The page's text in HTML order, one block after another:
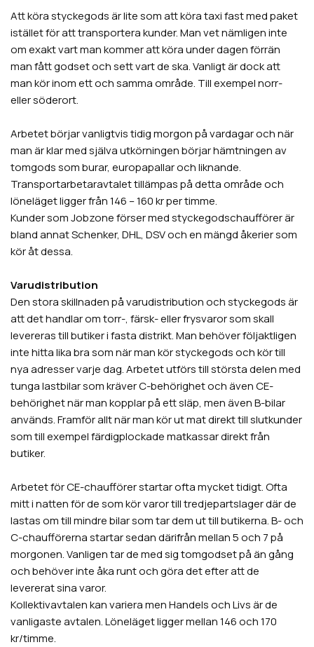
Att köra styckegods är lite som att köra taxi fast med paket
istället för att transportera kunder. Man vet nämligen inte
om exakt vart man kommer att köra under dagen förrän
man fått godset och sett vart de ska. Vanligt är dock att
man kör inom ett och samma område. Till exempel norr-
eller söderort.
Arbetet börjar vanligtvis tidig morgon på vardagar och när
man är klar med själva utkörningen börjar hämtningen av
tomgods som burar, europapallar och liknande.
Transportarbetaravtalet tillämpas på detta område och
löneläget ligger från 146 – 160 kr per timme.
Kunder som Jobzone förser med styckegodschaufförer är
bland annat Schenker, DHL, DSV och en mängd åkerier som
kör åt dessa.
Varudistribution
Den stora skillnaden på varudistribution och styckegods är
att det handlar om torr-, färsk- eller frysvaror som skall
levereras till butiker i fasta distrikt. Man behöver följaktligen
inte hitta lika bra som när man kör styckegods och kör till
nya adresser varje dag. Arbetet utförs till största delen med
tunga lastbilar som kräver C-behörighet och även CE-
behörighet när man kopplar på ett släp, men även B-bilar
används. Framför allt när man kör ut mat direkt till slutkunder
som till exempel färdigplockade matkassar direkt från
butiker.
Arbetet för CE-chaufförer startar ofta mycket tidigt. Ofta
mitt i natten för de som kör varor till tredjepartslager där de
lastas om till mindre bilar som tar dem ut till butikerna. B- och
C-chaufförerna startar sedan därifrån mellan 5 och 7 på
morgonen. Vanligen tar de med sig tomgodset på än gång
och behöver inte åka runt och göra det efter att de
levererat sina varor.
Kollektivavtalen kan variera men Handels och Livs är de
vanligaste avtalen. Löneläget ligger mellan 146 och 170
kr/timme.